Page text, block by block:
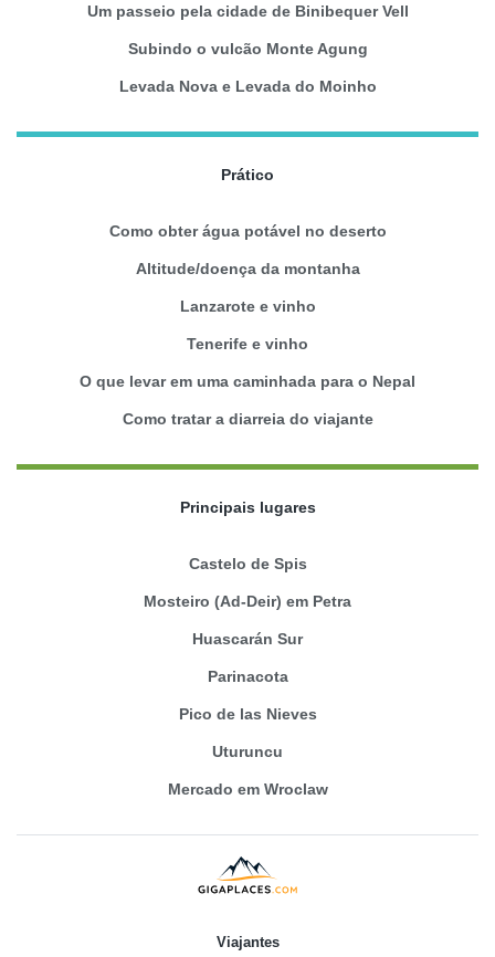
Um passeio pela cidade de Binibequer Vell
Subindo o vulcão Monte Agung
Levada Nova e Levada do Moinho
Prático
Como obter água potável no deserto
Altitude/doença da montanha
Lanzarote e vinho
Tenerife e vinho
O que levar em uma caminhada para o Nepal
Como tratar a diarreia do viajante
Principais lugares
Castelo de Spis
Mosteiro (Ad-Deir) em Petra
Huascarán Sur
Parinacota
Pico de las Nieves
Uturuncu
Mercado em Wroclaw
Viajantes